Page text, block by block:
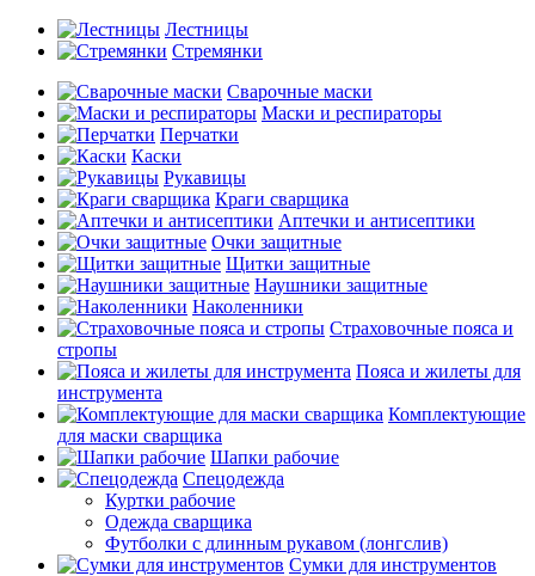
Лестницы
Стремянки
Сварочные маски
Маски и респираторы
Перчатки
Каски
Рукавицы
Краги сварщика
Аптечки и антисептики
Очки защитные
Щитки защитные
Наушники защитные
Наколенники
Страховочные пояса и
стропы
Пояса и жилеты для
инструмента
Комплектующие
для маски сварщика
Шапки рабочие
Спецодежда
Куртки рабочие
Одежда сварщика
Футболки с длинным рукавом (лонгслив)
Сумки для инструментов